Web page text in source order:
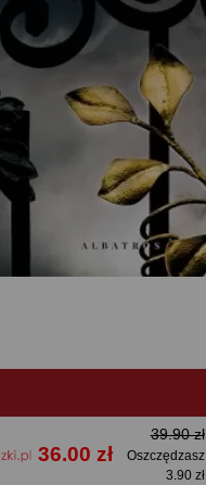
36.00 zł
39.90 zł
Oszczędzasz
3.90 zł